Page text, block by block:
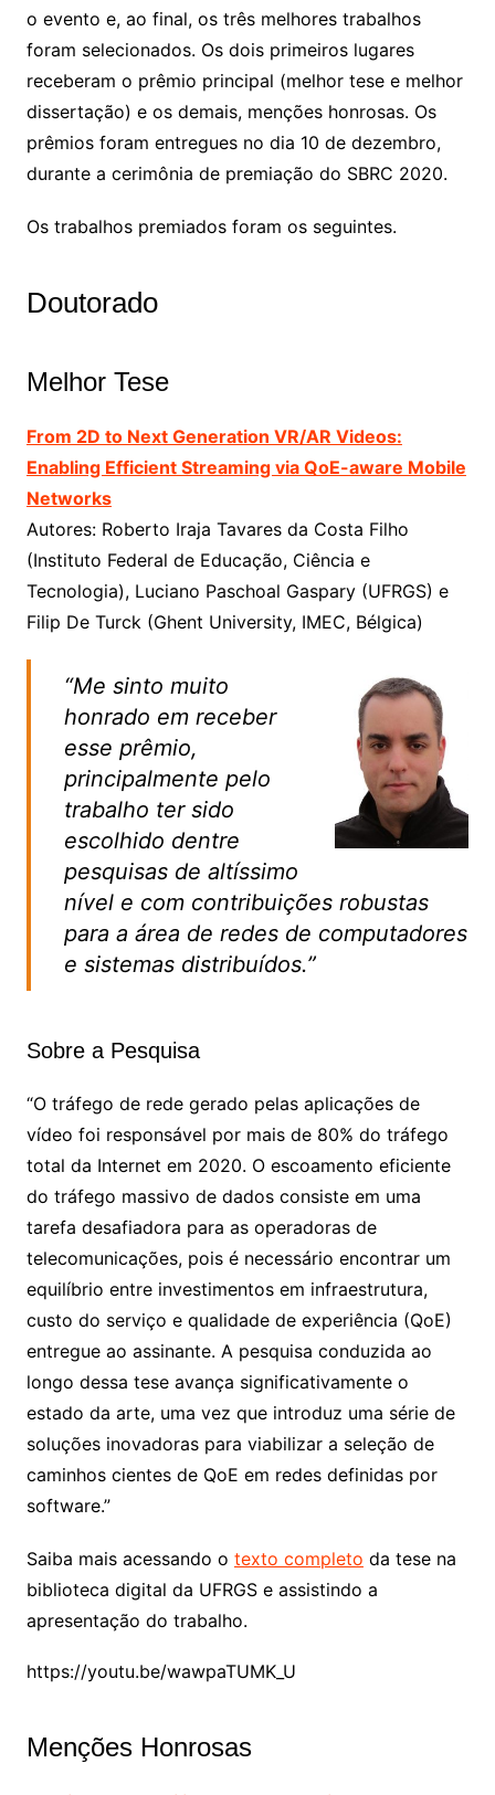
o evento e, ao final, os três melhores trabalhos
foram selecionados. Os dois primeiros lugares
receberam o prêmio principal (melhor tese e melhor
dissertação) e os demais, menções honrosas. Os
prêmios foram entregues no dia 10 de dezembro,
durante a cerimônia de premiação do SBRC 2020.
Os trabalhos premiados foram os seguintes.
Doutorado
Melhor Tese
From 2D to Next Generation VR/AR Videos:
Enabling Efficient Streaming via QoE-aware Mobile
Networks
Autores: Roberto Iraja Tavares da Costa Filho
(Instituto Federal de Educação, Ciência e
Tecnologia), Luciano Paschoal Gaspary (UFRGS) e
Filip De Turck (Ghent University, IMEC, Bélgica)
“Me sinto muito
honrado em receber
esse prêmio,
principalmente pelo
trabalho ter sido
escolhido dentre
pesquisas de altíssimo
nível e com contribuições robustas
para a área de redes de computadores
e sistemas distribuídos.”
Sobre a Pesquisa
“O tráfego de rede gerado pelas aplicações de
vídeo foi responsável por mais de 80% do tráfego
total da Internet em 2020. O escoamento eficiente
do tráfego massivo de dados consiste em uma
tarefa desafiadora para as operadoras de
telecomunicações, pois é necessário encontrar um
equilíbrio entre investimentos em infraestrutura,
custo do serviço e qualidade de experiência (QoE)
entregue ao assinante. A pesquisa conduzida ao
longo dessa tese avança significativamente o
estado da arte, uma vez que introduz uma série de
soluções inovadoras para viabilizar a seleção de
caminhos cientes de QoE em redes definidas por
software.”
Saiba mais acessando o texto completo da tese na
biblioteca digital da UFRGS e assistindo a
apresentação do trabalho.
https://youtu.be/wawpaTUMK_U
Menções Honrosas